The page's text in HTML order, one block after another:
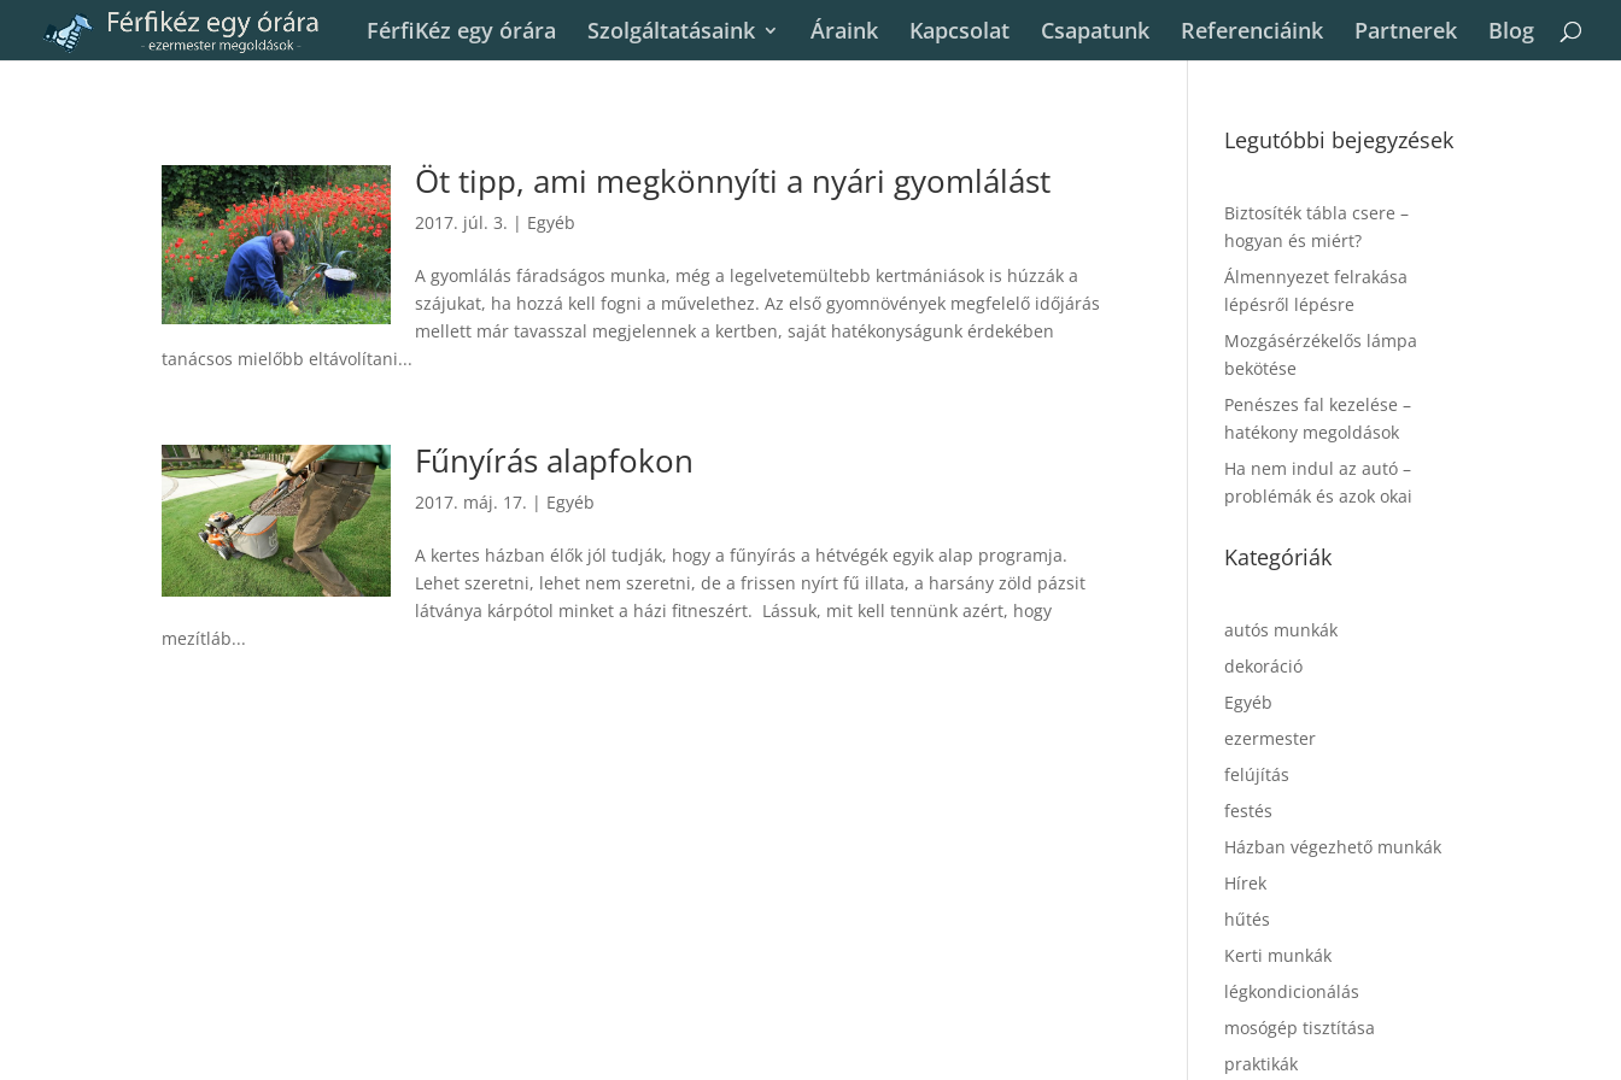
FérfiKéz egy órára Szolgáltatásaink Áraink Kapcsolat Csapatunk Referenciáink Partnerek Blog
Öt tipp, ami megkönnyíti a nyári gyomlálást
2017. júl. 3. | Egyéb
A gyomlálás fáradságos munka, még a legelvetemültebb kertmániások is húzzák a
szájukat, ha hozzá kell fogni a művelethez. Az első gyomnövények megfelelő időjárás
mellett már tavasszal megjelennek a kertben, saját hatékonyságunk érdekében
tanácsos mielőbb eltávolítani...
Fűnyírás alapfokon
2017. máj. 17. | Egyéb
A kertes házban élők jól tudják, hogy a fűnyírás a hétvégék egyik alap programja.
Lehet szeretni, lehet nem szeretni, de a frissen nyírt fű illata, a harsány zöld pázsit
látványa kárpótol minket a házi fitneszért. Lássuk, mit kell tennünk azért, hogy
mezítláb...
Legutóbbi bejegyzések
Biztosíték tábla csere –
hogyan és miért?
Álmennyezet felrakása
lépésről lépésre
Mozgásérzékelős lámpa
bekötése
Penészes fal kezelése –
hatékony megoldások
Ha nem indul az autó –
problémák és azok okai
Kategóriák
autós munkák
dekoráció
Egyéb
ezermester
felújítás
festés
Házban végezhető munkák
Hírek
hűtés
Kerti munkák
légkondicionálás
mosógép tisztítása
praktikák